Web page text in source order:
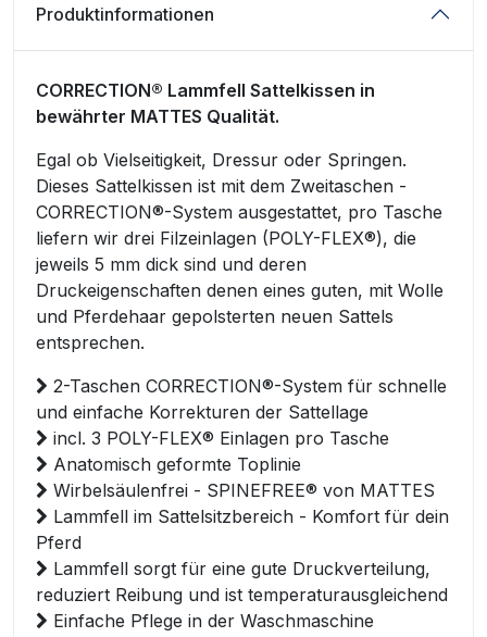
Produktinformationen
CORRECTION® Lammfell Sattelkissen in
bewährter MATTES Qualität.
Egal ob Vielseitigkeit, Dressur oder Springen.
Dieses Sattelkissen ist mit dem Zweitaschen -
CORRECTION®-System ausgestattet, pro Tasche
liefern wir drei Filzeinlagen (POLY-FLEX®), die
jeweils 5 mm dick sind und deren
Druckeigenschaften denen eines guten, mit Wolle
und Pferdehaar gepolsterten neuen Sattels
entsprechen.
2-Taschen CORRECTION®-System für schnelle
und einfache Korrekturen der Sattellage
incl. 3 POLY-FLEX® Einlagen pro Tasche
Anatomisch geformte Toplinie
Wirbelsäulenfrei - SPINEFREE® von MATTES
Lammfell im Sattelsitzbereich - Komfort für dein
Pferd
Lammfell sorgt für eine gute Druckverteilung,
reduziert Reibung und ist temperaturausgleichend
Einfache Pflege in der Waschmaschine